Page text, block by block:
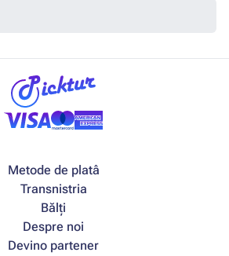
Metode de platâ
Transnistria
Bălți
Despre noi
Devino partener